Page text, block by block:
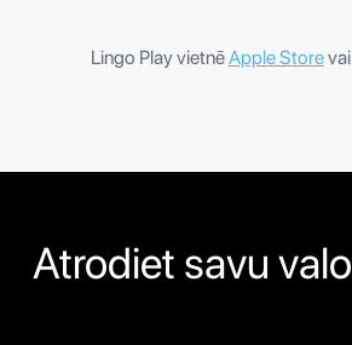
Lingo Play vietnēApple Storevai
Atrodiet savu